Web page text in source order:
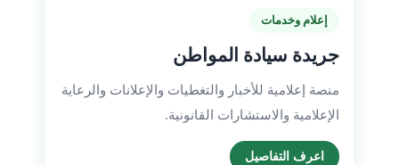
إعلام وخدمات
جريدة سيادة المواطن
منصة إعلامية للأخبار والتغطيات والإعلانات والرعاية
الإعلامية والاستشارات القانونية.
اعرف التفاصيل